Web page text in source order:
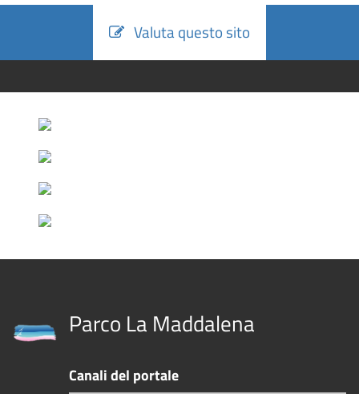
Valuta questo sito
Parco La Maddalena
Canali del portale